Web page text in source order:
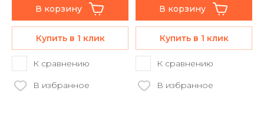
В корзину
Купить в 1 клик
К сравнению
В избранное
В корзину
Купить в 1 клик
К сравнению
В избранное